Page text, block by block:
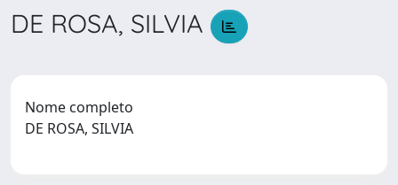
DE ROSA, SILVIA
Nome completo
DE ROSA, SILVIA